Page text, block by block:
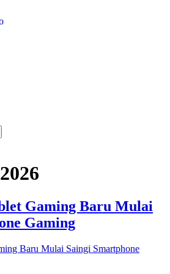
Gaming Baru Mulai
Gaming